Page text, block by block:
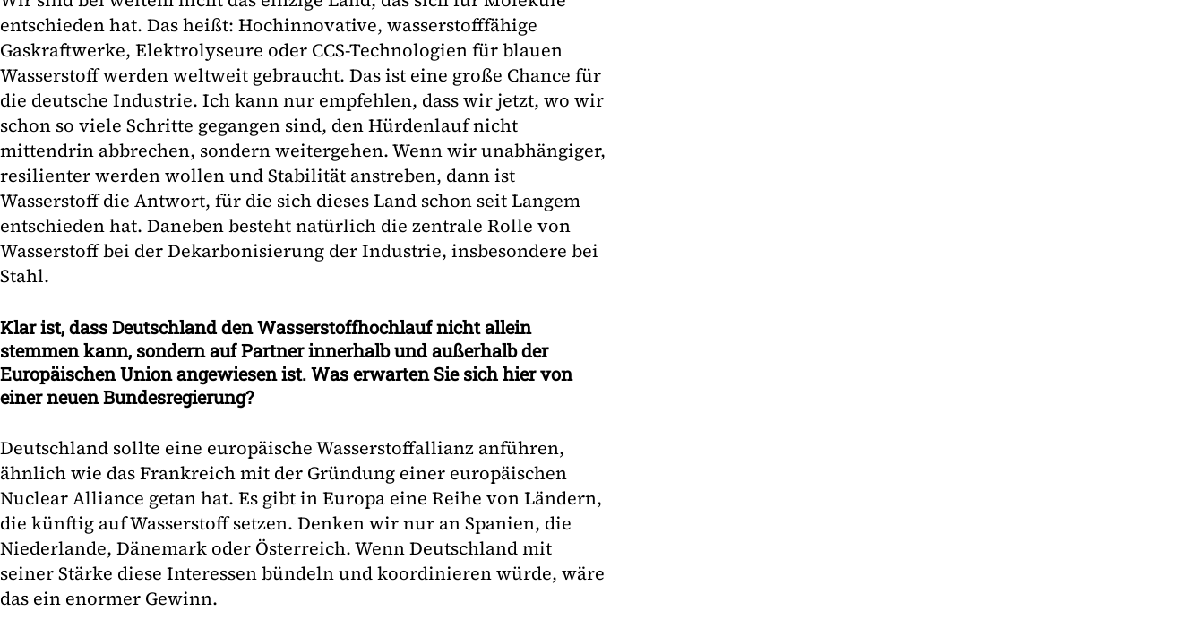
entschieden hat. Das heißt: Hochinnovative, wasserstofffähige
Gaskraftwerke, Elektrolyseure oder CCS-Technologien für blauen
Wasserstoff werden weltweit gebraucht. Das ist eine große Chance für
die deutsche Industrie. Ich kann nur empfehlen, dass wir jetzt, wo wir
schon so viele Schritte gegangen sind, den Hürdenlauf nicht
mittendrin abbrechen, sondern weitergehen. Wenn wir unabhängiger,
resilienter werden wollen und Stabilität anstreben, dann ist
Wasserstoff die Antwort, für die sich dieses Land schon seit Langem
entschieden hat. Daneben besteht natürlich die zentrale Rolle von
Wasserstoff bei der Dekarbonisierung der Industrie, insbesondere bei
Stahl.
Klar ist, dass Deutschland den Wasserstoffhochlauf nicht allein
stemmen kann, sondern auf Partner innerhalb und außerhalb der
Europäischen Union angewiesen ist. Was erwarten Sie sich hier von
einer neuen Bundesregierung?
Deutschland sollte eine europäische Wasserstoffallianz anführen,
ähnlich wie das Frankreich mit der Gründung einer europäischen
Nuclear Alliance getan hat. Es gibt in Europa eine Reihe von Ländern,
die künftig auf Wasserstoff setzen. Denken wir nur an Spanien, die
Niederlande, Dänemark oder Österreich. Wenn Deutschland mit
seiner Stärke diese Interessen bündeln und koordinieren würde, wäre
das ein enormer Gewinn.